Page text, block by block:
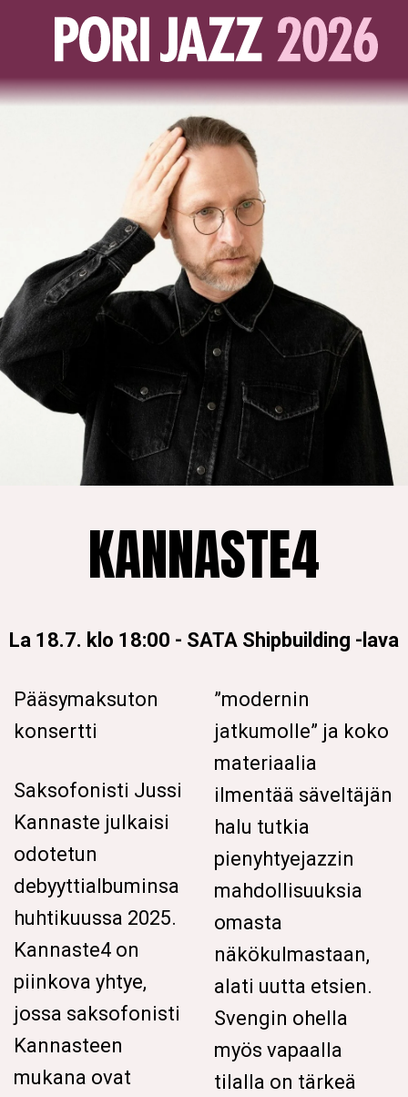
KANNASTE4
La 18.7. klo 18:00 - SATA Shipbuilding -lava
Pääsymaksuton
konsertti
Saksofonisti Jussi
Kannaste julkaisi
odotetun
debyyttialbuminsa
huhtikuussa 2025.
Kannaste4 on
piinkova yhtye,
jossa saksofonisti
Kannasteen
mukana ovat
”modernin
jatkumolle” ja koko
materiaalia
ilmentää säveltäjän
halu tutkia
pienyhtyejazzin
mahdollisuuksia
omasta
näkökulmastaan,
alati uutta etsien.
Svengin ohella
myös vapaalla
tilalla on tärkeä